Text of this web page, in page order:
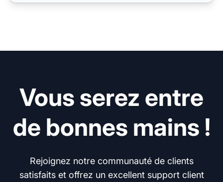
Vous serez entre
de bonnes mains !
Rejoignez notre communauté de clients
satisfaits et offrez un excellent support client